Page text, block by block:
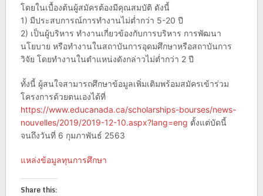
โดยในเบื้องต้นผู้สมัครต้องมีคุณสมบัติ ดังนี้
1) มีประสบการณ์การทำงานไม่ต่ำกว่า 5-20 ปี
2) เป็นผู้บริหาร ทำงานเกี่ยวข้องกับการบริหาร การพัฒนา
นโยบาย หรือทำงานในสถาบันการอุดมศึกษาหรือสถาบันการ
วิจัย โดยทำงานในตำแหน่งดังกล่าวไม่ต่ำกว่า 2 ปี
ทั้งนี้ ผู้สนใจสามารถศึกษาข้อมูลเพิ่มเติมพร้อมสมัครเข้าร่วม
โครงการด้วยตนเองได้ที่
https://www.educanada.ca/scholarships-bourses/news-
nouvelles/2019/2019-12-10.aspx?lang=eng ตั้งแต่บัดนี้
จนถึงวันที่ 6 กุมภาพันธ์ 2563
แหล่งข้อมูลทุนการศึกษา
Share this: